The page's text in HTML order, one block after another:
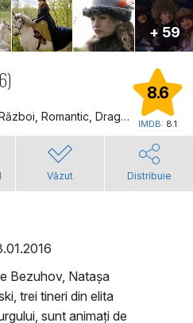
+ 59
379 minute | Dramă, Istoric, Război, Romantic, Dragoste
8.6
IMDB: 8.1
Văzut Distribuie
Bezuhov, Nataşa
trei tineri din elita
sunt animaţi de